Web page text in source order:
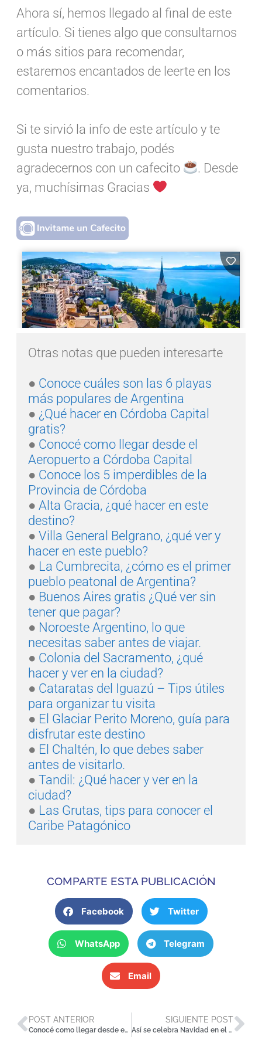
Ahora sí, hemos llegado al final de este
artículo. Si tienes algo que consultarnos
o más sitios para recomendar,
estaremos encantados de leerte en los
comentarios.
Si te sirvió la info de este artículo y te
gusta nuestro trabajo, podés
agradecernos con un cafecito
. Desde
ya, muchísimas Gracias
Otras notas que pueden interesarte
● Conoce cuáles son las 6 playas
más populares de Argentina
● ¿Qué hacer en Córdoba Capital
gratis?
● Conocé como llegar desde el
● Conoce los 5 imperdibles de la
Provincia de Córdoba
● Alta Gracia, ¿qué hacer en este
destino?
● Villa General Belgrano, ¿qué ver y
hacer en este pueblo?
● La Cumbrecita, ¿cómo es el primer
● Buenos Aires gratis ¿Qué ver sin
● Noroeste Argentino, lo que
necesitas saber antes de viajar.
● Colonia del Sacramento, ¿qué
hacer y ver en la ciudad?
● Cataratas del Iguazú – Tips útiles
para organizar tu visita
● El Glaciar Perito Moreno, guía para
disfrutar este destino
● El Chaltén, lo que debes saber
antes de visitarlo.
● Tandil: ¿Qué hacer y ver en la
ciudad?
● Las Grutas, tips para conocer el
Caribe Patagónico
COMPARTE ESTA PUBLICACIÓN
Facebook Twitter
WhatsApp Telegram
Email
POST ANTERIOR
Conocé como llegar desde el Aeropuerto a Córdoba Capital
SIGUIENTE POST
Así se celebra Navidad en el mundo; 5 tradiciones increíbles